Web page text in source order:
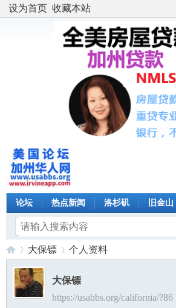
设为首页 收藏本站
论坛 热点新闻 洛杉矶 旧金山
美›
大保镖
›
个人资料
大保镖
https://usabbs.org/california/?86